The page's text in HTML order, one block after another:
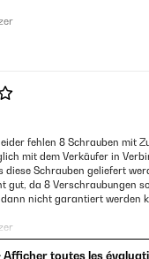
fehlen 8 Schrauben mit
mit dem Verkäufer in
diese Schrauben geliefert
gut, da 8 Verschraubungen
nicht garantiert werden
Afficher toutes les